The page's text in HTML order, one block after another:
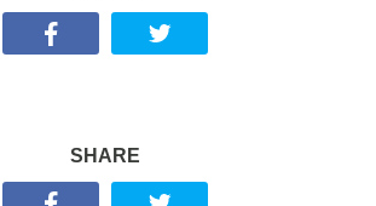
SHARE